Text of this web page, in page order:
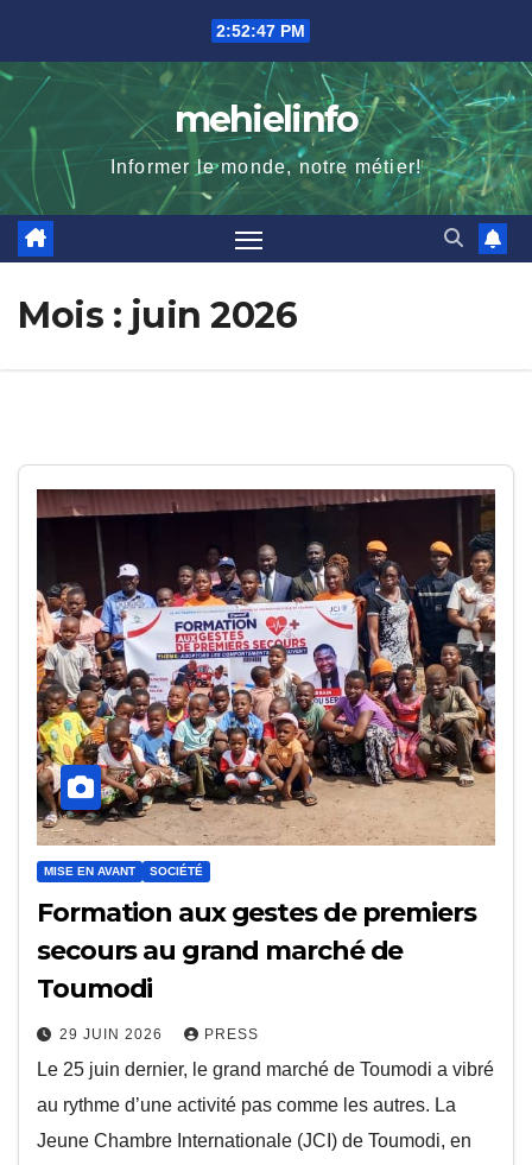
content
2:52:48 PM
mehielinfo
Informer le monde, notre métier!
Mois : juin 2026
MISE EN AVANT SOCIÉTÉ
Formation aux gestes de premiers
secours au grand marché de
Toumodi
29 JUIN 2026 PRESS
Le 25 juin dernier, le grand marché de Toumodi a vibré
au rythme d’une activité pas comme les autres. La
Jeune Chambre Internationale (JCI) de Toumodi, en